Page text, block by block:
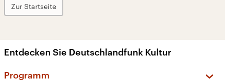
Zur Startseite
Entdecken Sie Deutschlandfunk Kultur
Programm